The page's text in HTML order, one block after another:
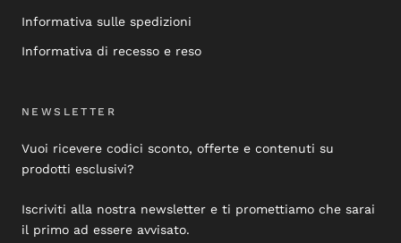
Informativa sulle spedizioni
Informativa di recesso e reso
NEWSLETTER
Vuoi ricevere codici sconto, offerte e contenuti su
prodotti esclusivi?
Iscriviti alla nostra newsletter e ti promettiamo che sarai
il primo ad essere avvisato.